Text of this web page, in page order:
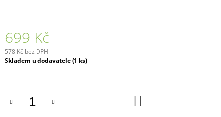
699 Kč
578 Kč bez DPH
Měrná
Skladem u dodavatele(1 ks)